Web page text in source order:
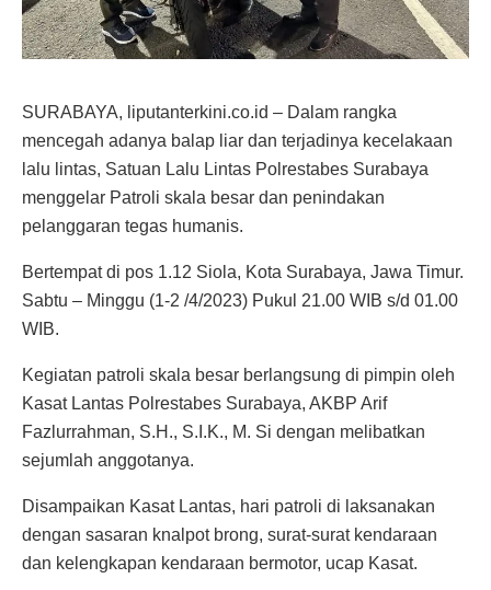
SURABAYA, liputanterkini.co.id – Dalam rangka
mencegah adanya balap liar dan terjadinya kecelakaan
lalu lintas, Satuan Lalu Lintas Polrestabes Surabaya
menggelar Patroli skala besar dan penindakan
pelanggaran tegas humanis.
Bertempat di pos 1.12 Siola, Kota Surabaya, Jawa Timur.
Sabtu – Minggu (1-2 /4/2023) Pukul 21.00 WIB s/d 01.00
WIB.
Kegiatan patroli skala besar berlangsung di pimpin oleh
Kasat Lantas Polrestabes Surabaya, AKBP Arif
Fazlurrahman, S.H., S.I.K., M. Si dengan melibatkan
sejumlah anggotanya.
Disampaikan Kasat Lantas, hari patroli di laksanakan
dengan sasaran knalpot brong, surat-surat kendaraan
dan kelengkapan kendaraan bermotor, ucap Kasat.